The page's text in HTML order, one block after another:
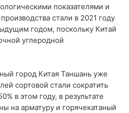
показателями и
стали в 2021 году
годом, поскольку Китай
углеродной
город Китая Таншань уже
сортовой стали сократить
в этом году, в результате
на арматуру и горячекатаный